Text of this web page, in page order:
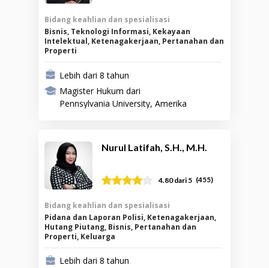
Bidang keahlian dan spesialisasi
Bisnis, Teknologi Informasi, Kekayaan
Intelektual, Ketenagakerjaan, Pertanahan dan
Properti
Lebih dari 8 tahun
Magister Hukum dari
Pennsylvania University, Amerika
Nurul Latifah, S.H., M.H.
4.80dari 5 (455)
Bidang keahlian dan spesialisasi
Pidana dan Laporan Polisi, Ketenagakerjaan,
Hutang Piutang, Bisnis, Pertanahan dan
Properti, Keluarga
Lebih dari 8 tahun